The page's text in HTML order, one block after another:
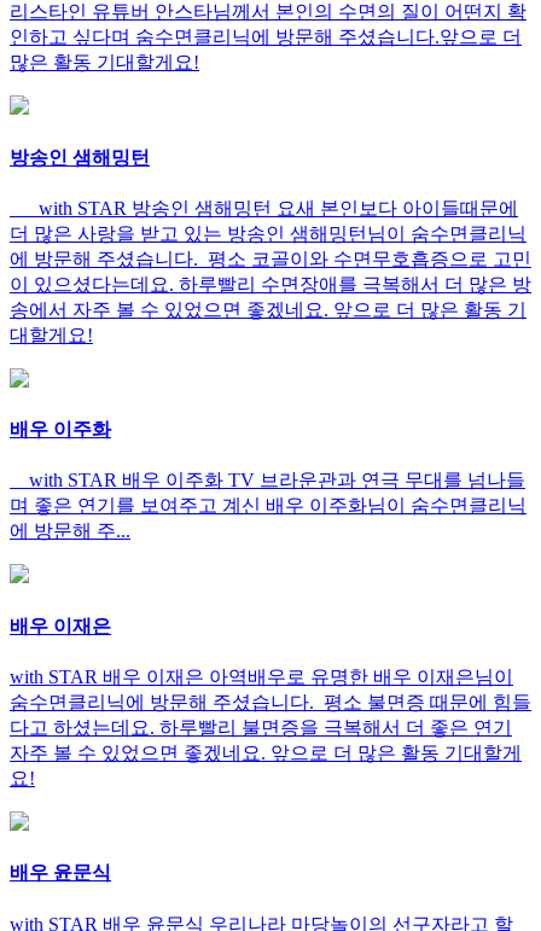
리스타인 유튜버 안스타님께서 본인의 수면의 질이 어떤지 확
인하고 싶다며 숨수면클리닉에 방문해 주셨습니다.앞으로 더
많은 활동 기대할게요!
방송인 샘해밍턴
with STAR 방송인 샘해밍턴 요새 본인보다 아이들때문에
더 많은 사랑을 받고 있는 방송인 샘해밍턴님이 숨수면클리닉
에 방문해 주셨습니다. 평소 코골이와 수면무호흡증으로 고민
이 있으셨다는데요. 하루빨리 수면장애를 극복해서 더 많은 방
송에서 자주 볼 수 있었으면 좋겠네요. 앞으로 더 많은 활동 기
대할게요!
배우 이주화
with STAR 배우 이주화 TV 브라운관과 연극 무대를 넘나들
며 좋은 연기를 보여주고 계신 배우 이주화님이 숨수면클리닉
에 방문해 주...
배우 이재은
with STAR 배우 이재은 아역배우로 유명한 배우 이재은님이
숨수면클리닉에 방문해 주셨습니다. 평소 불면증 때문에 힘들
다고 하셨는데요. 하루빨리 불면증을 극복해서 더 좋은 연기
자주 볼 수 있었으면 좋겠네요. 앞으로 더 많은 활동 기대할게
요!
배우 윤문식
with STAR 배우 윤문식 우리나라 마당놀이의 선구자라고 할